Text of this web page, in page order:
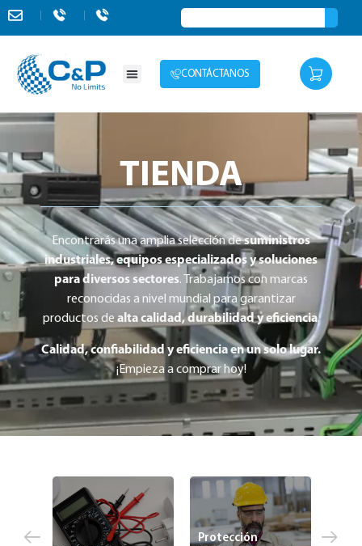
CONTÁCTANOS
TIENDA
Encontrarás una amplia selección desuministros
industriales, equipos especializados y soluciones
para diversos sectores. Trabajamos con marcas
reconocidas a nivel mundial para garantizar
productos de alta calidad, durabilidad y eficiencia.
Calidad, confiabilidad y eficiencia en un solo lugar.
¡Empieza a comprar hoy!
Protección